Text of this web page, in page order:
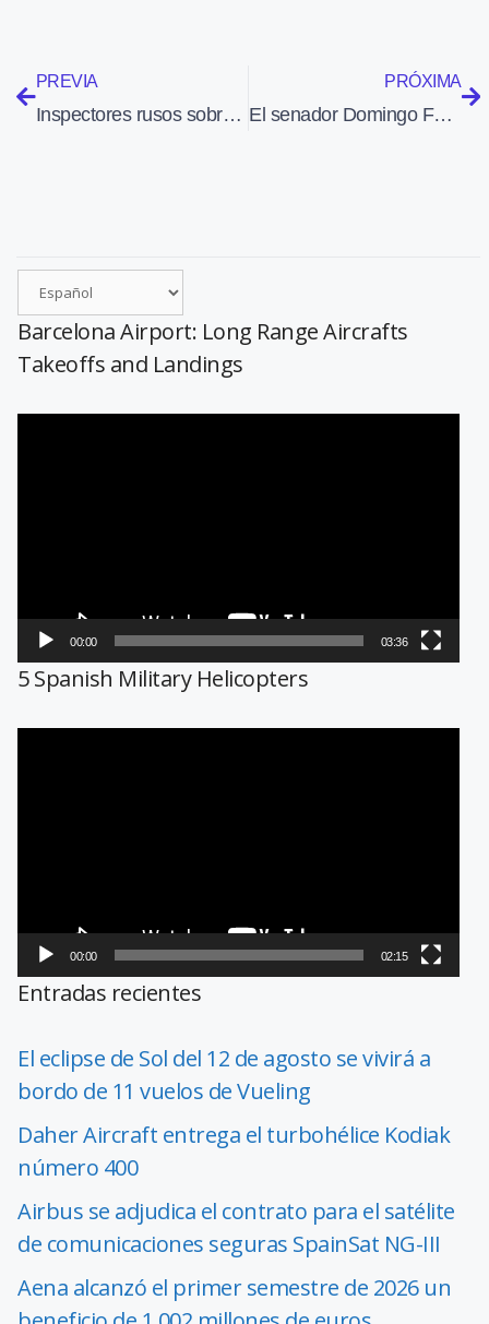
PREVIA
Inspectores rusos sobrevuelan estos días España
PRÓXIMA
El senador Domingo Fuentes formula al Gobierno preguntas sobre el wi-fi de los aeropuertos de Aena
Barcelona Airport: Long Range Aircrafts
Takeoffs and Landings
00:00 03:36
5 Spanish Military Helicopters
00:00 02:15
Entradas recientes
El eclipse de Sol del 12 de agosto se vivirá a
bordo de 11 vuelos de Vueling
Daher Aircraft entrega el turbohélice Kodiak
número 400
Airbus se adjudica el contrato para el satélite
de comunicaciones seguras SpainSat NG-III
Aena alcanzó el primer semestre de 2026 un